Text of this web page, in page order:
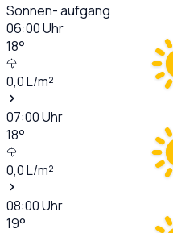
Sonnen- aufgang
06:00Uhr
18°
0,0L/m²
07:00Uhr
18°
0,0L/m²
08:00Uhr
19°